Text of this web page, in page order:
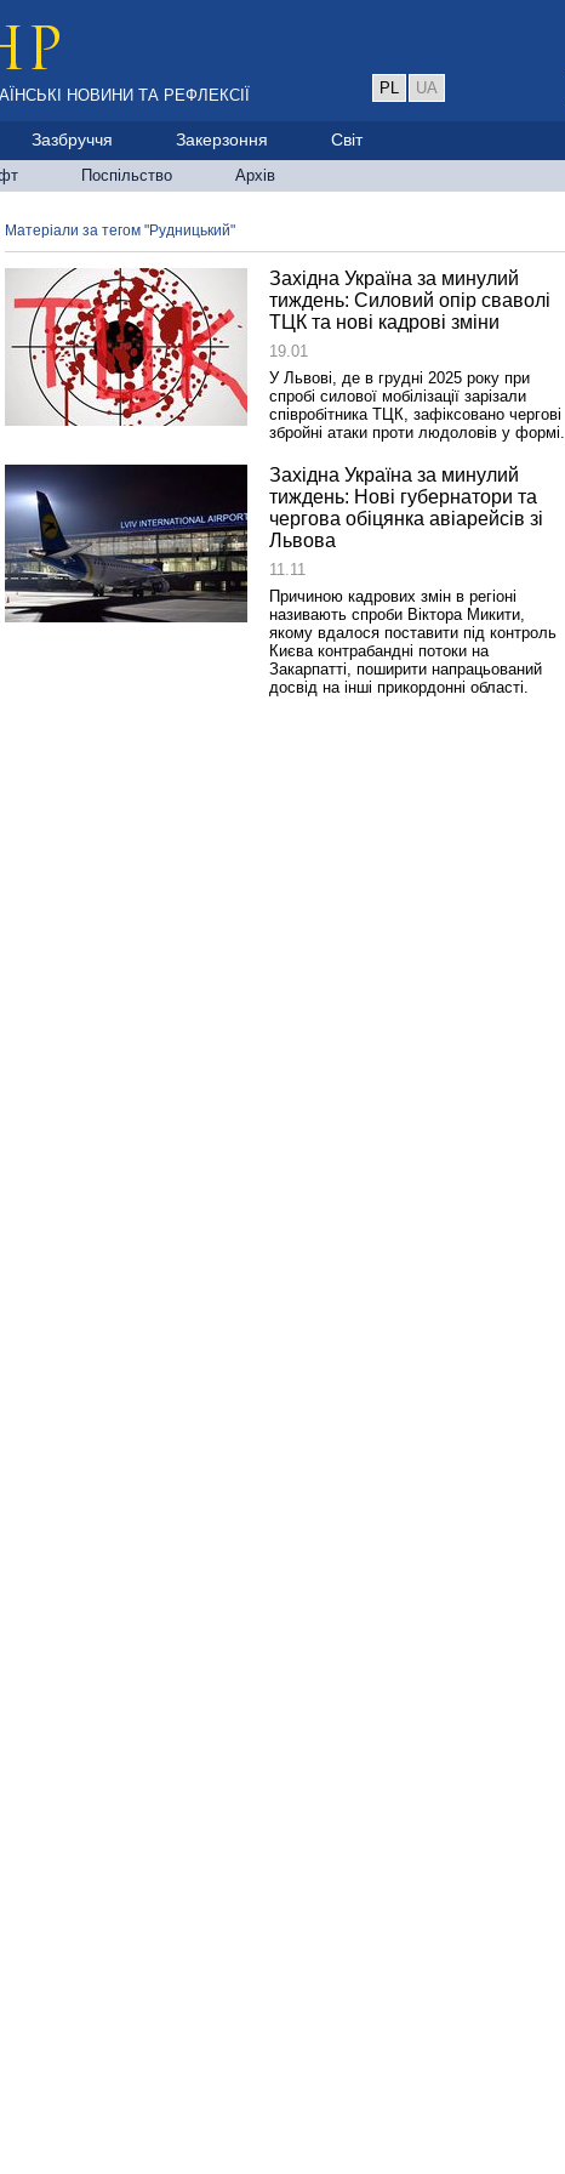
НОВИНИ ТА РЕФЛЕКСІЇ PL UA
Зазбруччя Закерзоння Світ
Поспільство Архів
Матеріали за тегом "Рудницький"
Західна Україна за минулий
тиждень: Силовий опір сваволі
ТЦК та нові кадрові зміни
19.01
У Львові, де в грудні 2025 року при
спробі силової мобілізації зарізали
співробітника ТЦК, зафіксовано чергові
збройні атаки проти людоловів у формі.
Західна Україна за минулий
тиждень: Нові губернатори та
чергова обіцянка авіарейсів зі
Львова
11.11
Причиною кадрових змін в регіоні
називають спроби Віктора Микити,
якому вдалося поставити під контроль
Києва контрабандні потоки на
Закарпатті, поширити напрацьований
досвід на інші прикордонні області.